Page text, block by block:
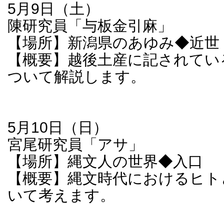
5月9日（土）
陳研究員「与板金引麻」
【場所】新潟県のあゆみ◆近
【概要】越後土産に記されて
ついて解説します。
5月10日（日）
宮尾研究員「アサ」
【場所】縄文人の世界◆入口
【概要】縄文時代におけるヒ
いて考えます。